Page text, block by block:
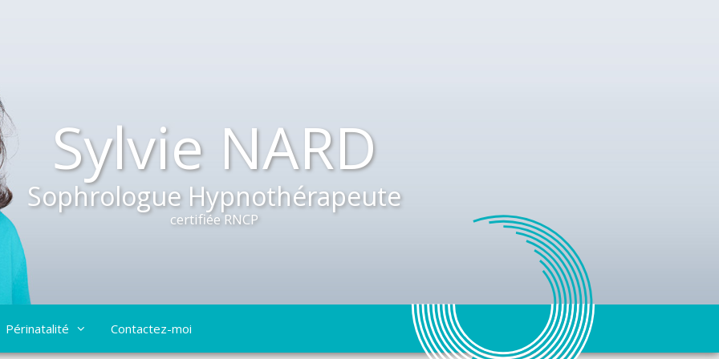
Sylvie NARD
Sophrologue Hypnothérapeute
certifiée RNCP
Périnatalité Contactez-moi